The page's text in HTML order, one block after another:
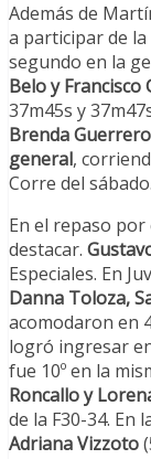
Además de
a participar de
segundo en la
Belo y Francisco
37m45s y
Brenda
general,
Corre del sábado.
En el repaso
destacar.
Especiales. En
Danna Toloza,
acomodaron en
logró ingresar
fue 10º en la
Roncallo y
de la F30-34. En
Adriana Vizzoto